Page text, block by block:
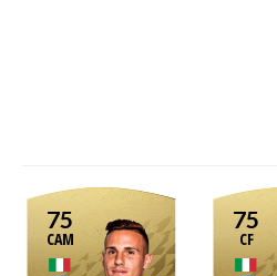
75
CAM
75
CF